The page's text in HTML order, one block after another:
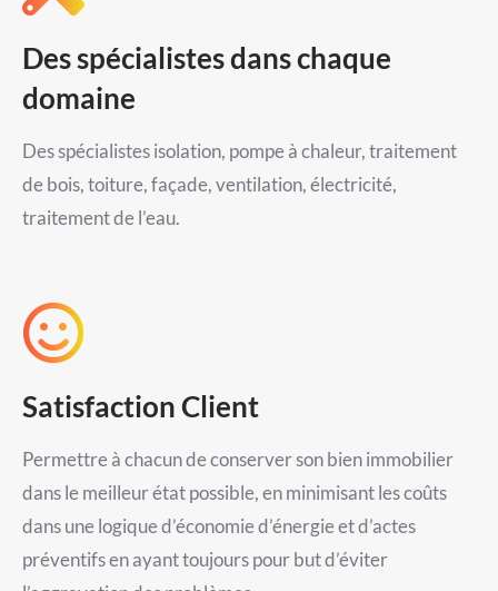
Des spécialistes dans chaque
domaine
Des spécialistes isolation, pompe à chaleur, traitement
de bois, toiture, façade, ventilation, électricité,
traitement de l’eau.
Satisfaction Client
Permettre à chacun de conserver son bien immobilier
dans le meilleur état possible, en minimisant les coûts
dans une logique d’économie d’énergie et d’actes
préventifs en ayant toujours pour but d’éviter